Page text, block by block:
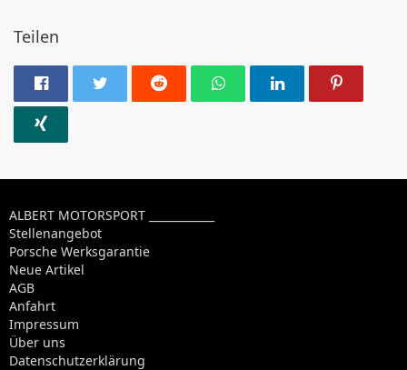
Teilen
ALBERT MOTORSPORT ____________
Stellenangebot
Porsche Werksgarantie
Neue Artikel
AGB
Anfahrt
Impressum
Über uns
Datenschutzerklärung